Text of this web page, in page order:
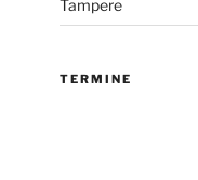
Tampere
TERMINE